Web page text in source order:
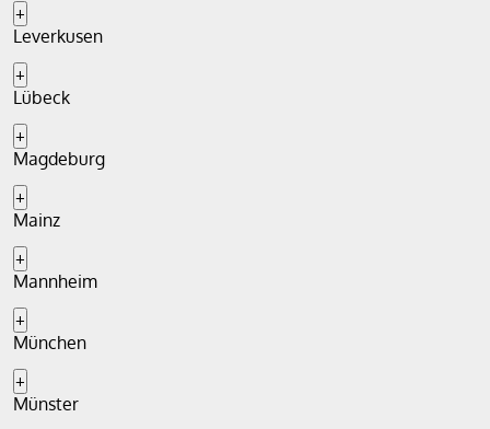
+
Leverkusen
+
Lübeck
+
Magdeburg
+
Mainz
+
Mannheim
+
München
+
Münster